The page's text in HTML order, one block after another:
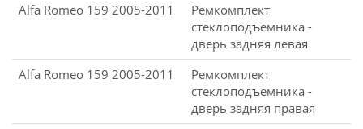
Alfa Romeo 159 2005-2011
Ремкомплект
стеклоподъемника -
дверь задняя левая
Alfa Romeo 159 2005-2011
Ремкомплект
стеклоподъемника -
дверь задняя правая